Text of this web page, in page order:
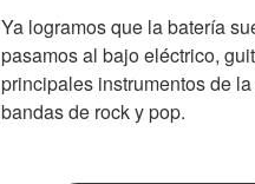
Ya logramos que la batería
pasamos al bajo eléctrico,
principales instrumentos de
bandas de rock y pop.